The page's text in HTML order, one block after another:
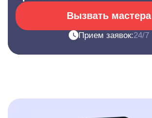
Вызвать мастера
Прием заявок:24/7